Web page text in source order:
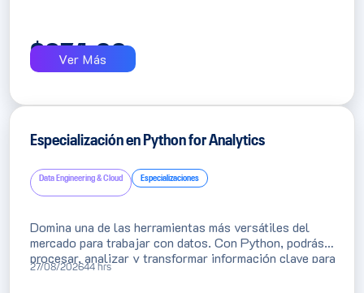
$ 974.66
Ver Más
Especialización en Python for Analytics
Data Engineering & Cloud Especializaciones
Domina una de las herramientas más versátiles del
mercado para trabajar con datos. Con Python, podrás
procesar, analizar y transformar información clave para
impulsar decisiones más ágiles y estratégicas en las
27/08/202644 hrs
asesoría personalizada para resolver tus dudas y
facilitarte un beneficio exclusivo para tu matrícula.
Prefiero seguir revisando la web